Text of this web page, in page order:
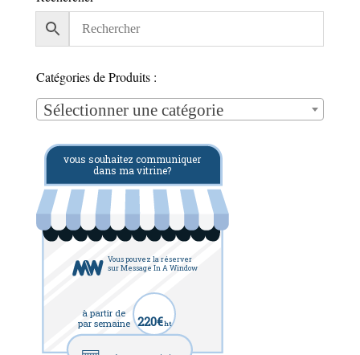
Catégories de Produits :
Sélectionner une catégorie
vous souhaitez communiquer
dans ma vitrine?
Vous pouvez la réserver
sur Message In A Window
à partir de
par semaine 220€ht